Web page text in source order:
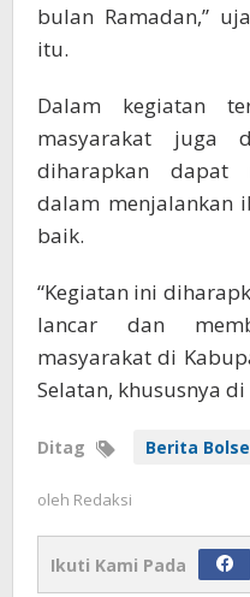
bulan Ramadan,”
itu.
Dalam kegiatan
masyarakat juga
diharapkan dapat
dalam menjalankan
baik.
“Kegiatan ini
lancar dan
masyarakat di
Selatan, khususnya di
Ditag Berita
oleh Redaksi
Ikuti Kami Pada